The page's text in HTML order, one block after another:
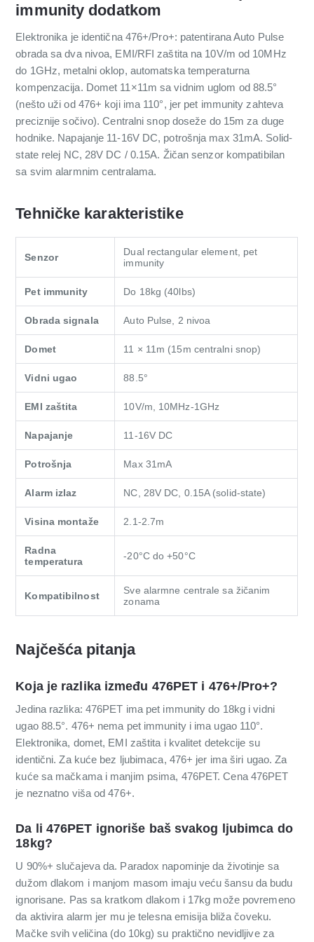
immunity dodatkom
Elektronika je identična 476+/Pro+: patentirana Auto Pulse
obrada sa dva nivoa, EMI/RFI zaštita na 10V/m od 10MHz
do 1GHz, metalni oklop, automatska temperaturna
kompenzacija. Domet 11×11m sa vidnim uglom od 88.5°
(nešto uži od 476+ koji ima 110°, jer pet immunity zahteva
preciznije sočivo). Centralni snop doseže do 15m za duge
hodnike. Napajanje 11-16V DC, potrošnja max 31mA. Solid-
state relej NC, 28V DC / 0.15A. Žičan senzor kompatibilan
sa svim alarmnim centralama.
Tehničke karakteristike
Senzor
Dual rectangular element, pet
immunity
Pet immunity Do 18kg (40lbs)
Obrada signala Auto Pulse, 2 nivoa
Domet 11 × 11m (15m centralni snop)
Vidni ugao 88.5°
EMI zaštita 10V/m, 10MHz-1GHz
Napajanje 11-16V DC
Potrošnja Max 31mA
Alarm izlaz NC, 28V DC, 0.15A (solid-state)
Visina montaže 2.1-2.7m
Radna
temperatura
-20°C do +50°C
Kompatibilnost
Sve alarmne centrale sa žičanim
zonama
Najčešća pitanja
Koja je razlika između 476PET i 476+/Pro+?
Jedina razlika: 476PET ima pet immunity do 18kg i vidni
ugao 88.5°. 476+ nema pet immunity i ima ugao 110°.
Elektronika, domet, EMI zaštita i kvalitet detekcije su
identični. Za kuće bez ljubimaca, 476+ jer ima širi ugao. Za
kuće sa mačkama i manjim psima, 476PET. Cena 476PET
je neznatno viša od 476+.
Da li 476PET ignoriše baš svakog ljubimca do
18kg?
U 90%+ slučajeva da. Paradox napominje da životinje sa
dužom dlakom i manjom masom imaju veću šansu da budu
ignorisane. Pas sa kratkom dlakom i 17kg može povremeno
da aktivira alarm jer mu je telesna emisija bliža čoveku.
Mačke svih veličina (do 10kg) su praktično nevidljive za